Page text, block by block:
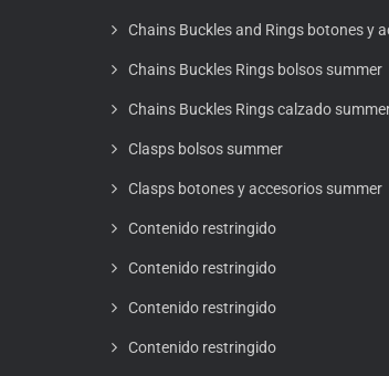
Chains Buckles and Rings botones y
Chains Buckles Rings bolsos summer
Chains Buckles Rings calzado
Clasps bolsos summer
Clasps botones y accesorios summer
Contenido restringido
Contenido restringido
Contenido restringido
Contenido restringido